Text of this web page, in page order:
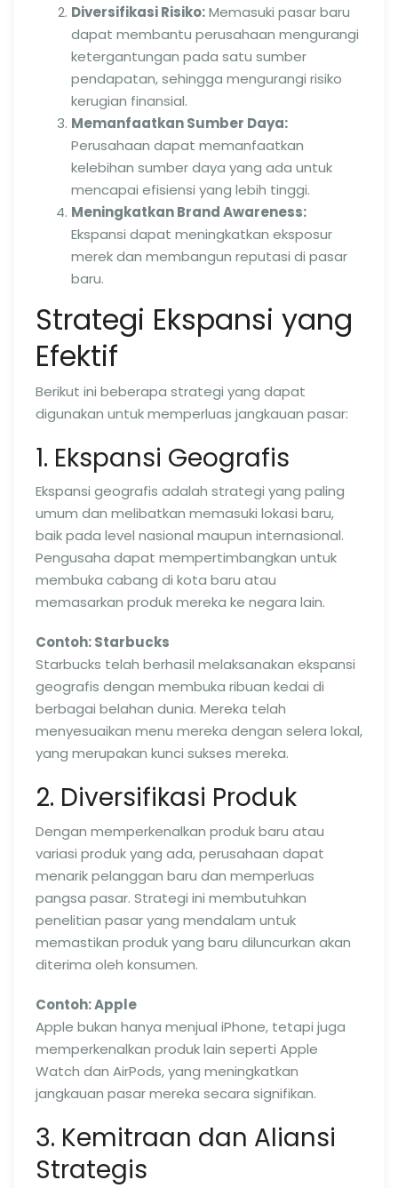
Diversifikasi Risiko:Memasuki pasar baru
dapat membantu perusahaan mengurangi
ketergantungan pada satu sumber
pendapatan, sehingga mengurangi risiko
kerugian finansial.
Memanfaatkan Sumber Daya:
Perusahaan dapat memanfaatkan
kelebihan sumber daya yang ada untuk
mencapai efisiensi yang lebih tinggi.
Meningkatkan Brand Awareness:
Ekspansi dapat meningkatkan eksposur
merek dan membangun reputasi di pasar
baru.
Strategi Ekspansi yang
Efektif
Berikut ini beberapa strategi yang dapat
digunakan untuk memperluas jangkauan pasar:
1. Ekspansi Geografis
Ekspansi geografis adalah strategi yang paling
umum dan melibatkan memasuki lokasi baru,
baik pada level nasional maupun internasional.
Pengusaha dapat mempertimbangkan untuk
membuka cabang di kota baru atau
memasarkan produk mereka ke negara lain.
Contoh: Starbucks
Starbucks telah berhasil melaksanakan ekspansi
geografis dengan membuka ribuan kedai di
berbagai belahan dunia. Mereka telah
menyesuaikan menu mereka dengan selera lokal,
yang merupakan kunci sukses mereka.
2. Diversifikasi Produk
Dengan memperkenalkan produk baru atau
variasi produk yang ada, perusahaan dapat
menarik pelanggan baru dan memperluas
pangsa pasar. Strategi ini membutuhkan
penelitian pasar yang mendalam untuk
memastikan produk yang baru diluncurkan akan
diterima oleh konsumen.
Contoh: Apple
Apple bukan hanya menjual iPhone, tetapi juga
memperkenalkan produk lain seperti Apple
Watch dan AirPods, yang meningkatkan
jangkauan pasar mereka secara signifikan.
3. Kemitraan dan Aliansi
Strategis